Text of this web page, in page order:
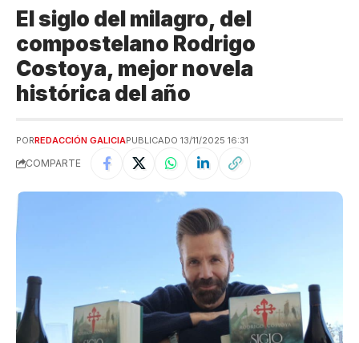
El siglo del milagro, del
compostelano Rodrigo
Costoya, mejor novela
histórica del año
PORREDACCIÓN GALICIAPUBLICADO 13/11/2025 16:31
COMPARTE